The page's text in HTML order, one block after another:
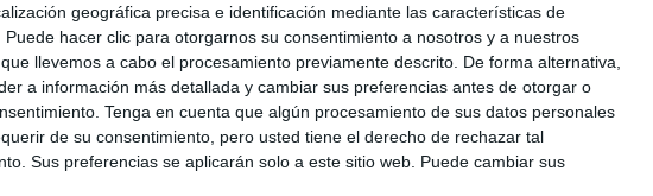
geográfica precisa e identificación mediante las características de
Puede hacer clic para otorgarnos su consentimiento a nosotros y a nuestros
llevemos a cabo el procesamiento previamente descrito. De forma alternativa,
a información más detallada y cambiar sus preferencias antes de otorgar o
Tenga en cuenta que algún procesamiento de sus datos personales
de su consentimiento, pero usted tiene el derecho de rechazar tal
Sus preferencias se aplicarán solo a este sitio web. Puede cambiar sus